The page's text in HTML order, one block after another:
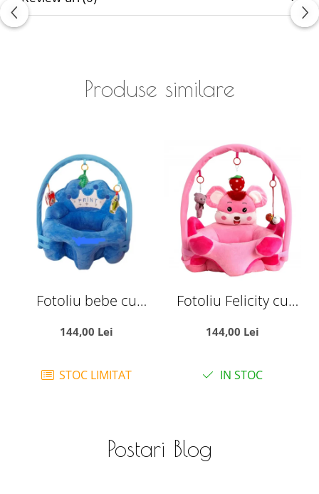
Produse similare
Fotoliu bebe cu
Printul bleu, din plus
144,00 Lei
STOC LIMITAT
Fotoliu Felicity cu
laterale - Soricel Roz
144,00 Lei
IN STOC
Postari Blog